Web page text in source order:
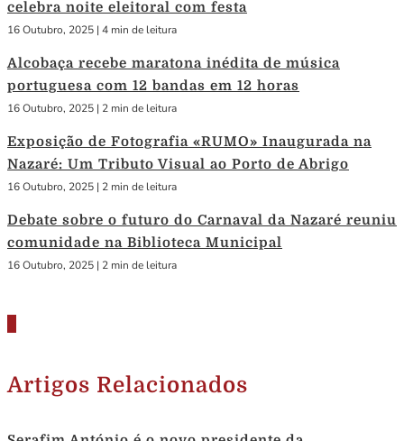
celebra noite eleitoral com festa
16 Outubro, 2025 | 4 min de leitura
Alcobaça recebe maratona inédita de música
portuguesa com 12 bandas em 12 horas
16 Outubro, 2025 | 2 min de leitura
Exposição de Fotografia «RUMO» Inaugurada na
Nazaré: Um Tributo Visual ao Porto de Abrigo
16 Outubro, 2025 | 2 min de leitura
Debate sobre o futuro do Carnaval da Nazaré reuniu
comunidade na Biblioteca Municipal
16 Outubro, 2025 | 2 min de leitura
Artigos Relacionados